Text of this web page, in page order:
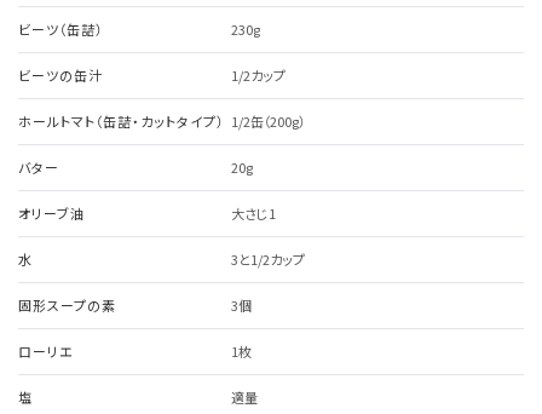
ビーツ（缶詰） 230g
ビーツの缶汁 1/2カップ
ホールトマト（缶詰・カットタイプ） 1/2缶（200g）
バター 20g
オリーブ油 大さじ1
水 3と1/2カップ
固形スープの素 3個
ローリエ 1枚
塩 適量